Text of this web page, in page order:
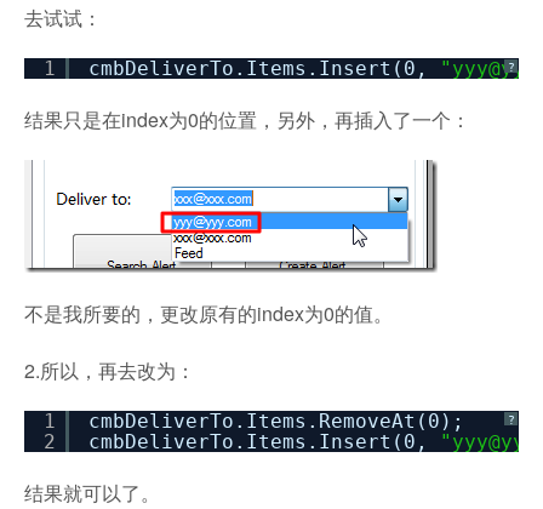
去试试：
?
1 cmbDeliverTo.Items.Insert(0,
结果只是在index为0的位置，另外，再插入了一个：
不是我所要的，更改原有的index为0的值。
2.所以，再去改为：
?
1
2
cmbDeliverTo.Items.RemoveAt(0);
cmbDeliverTo.Items.Insert(0,
结果就可以了。